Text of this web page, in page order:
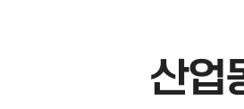
산업